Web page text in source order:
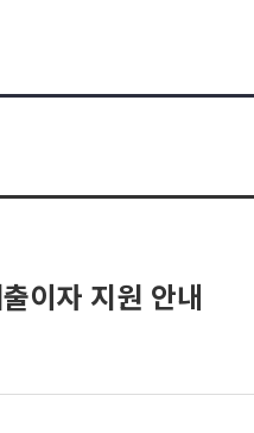
이자 지원 안내